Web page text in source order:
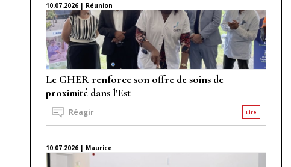
10.07.2026 | Réunion
Le GHER renforce son offre de soins de
proximité dans l'Est
Lire
Réagir
10.07.2026 | Maurice